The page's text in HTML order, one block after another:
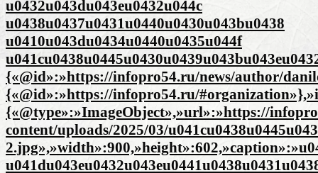
u0432u043du043eu0432u044c
u0438u0437u0431u0440u0430u043bu0438
u0410u043du0434u0440u0435u044f
{«@id»:»https://infopro54.ru/news/author/
{«@id»:»https://infopro54.ru/
{«@type»:»ImageObject»,»url»:»https://
content/uploads/2025/03/